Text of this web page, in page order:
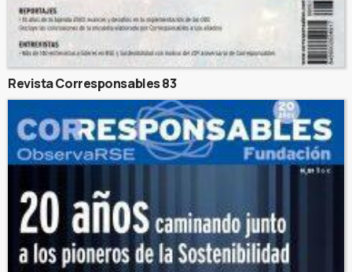
Revista Corresponsables 83